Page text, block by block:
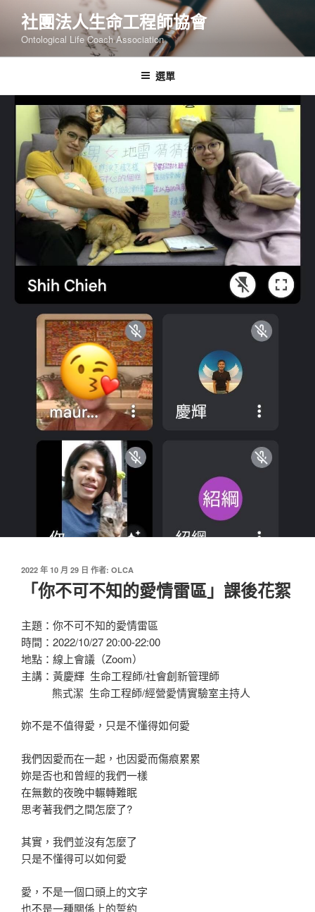
要
容
社團法人生命工程師協會
Ontological Life Coach Association
選單
發
2022 年 10 月 29 日 作者: OLCA
「你不可不知的愛情雷區」課後花絮
主題：你不可不知的愛情雷區
時間：2022/10/27 20:00-22:00
地點：線上會議（Zoom）
主講：黃慶輝 生命工程師/社會創新管理師
熊式潔 生命工程師/經營愛情實驗室主持人
妳不是不值得愛，只是不懂得如何愛
我們因愛而在一起，也因愛而傷痕累累
妳是否也和曾經的我們一樣
在無數的夜晚中輾轉難眠
思考著我們之間怎麼了?
其實，我們並沒有怎麼了
只是不懂得可以如何愛
愛，不是一個口頭上的文字
也不是一種關係上的誓約